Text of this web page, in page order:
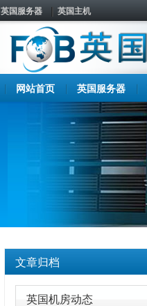
英国服务器 英国主机
网站首页 英国服务器
文章归档
英国机房动态